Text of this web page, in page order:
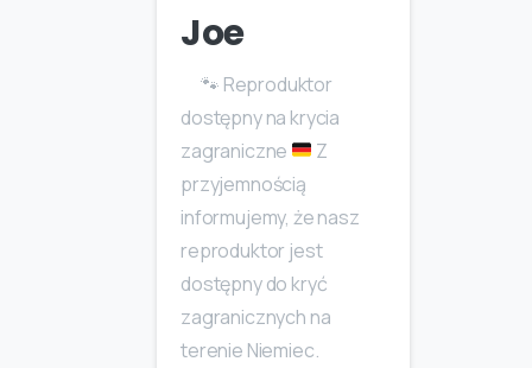
Joe
🐾 Reproduktor
dostępny na krycia
zagraniczne
Z
przyjemnością
informujemy, że nasz
reproduktor jest
dostępny do kryć
zagranicznych na
terenie Niemiec.